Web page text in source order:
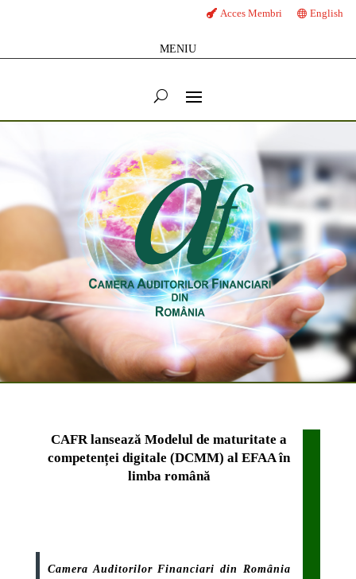
Acces Membri English
MENIU
CAFR lansează Modelul de maturitate a
competenței digitale (DCMM) al EFAA în
limba română
Camera Auditorilor Financiari din România